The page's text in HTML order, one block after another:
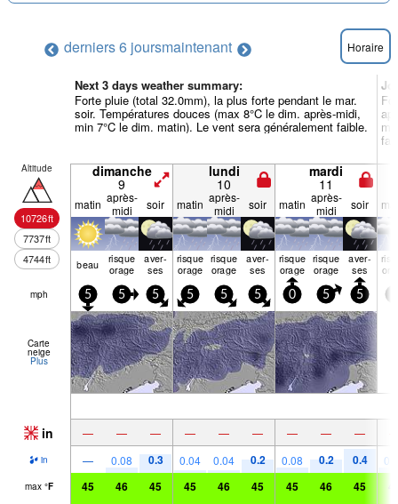
derniers 6 joursmaintenant Horaire
Next 3 days weather summary:
Forte pluie (total 32.0mm), la plus forte pendant le mar.
soir. Températures douces (max 8°C le dim. après-midi,
min 7°C le dim. matin). Le vent sera généralement faible.
Altitude
10726ft
7737ft
4744ft
dimanche
9
lundi
10
mardi
11
matin après-
midi
soir matin après-
midi
soir matin après-
midi
soir
beau risque
orage
aver­
ses
risque
orage
risque
orage
aver­
ses
risque
orage
risque
orage
aver­
ses
mph 5 5 5 5 5 5 0 5 5
Carte
neige
Plus
in — — — — — — — — —
in — 0.08 0.3 0.04 0.04 0.2 0.08 0.2 0.4
max °F 45 46 45 45 46 45 45 46 45